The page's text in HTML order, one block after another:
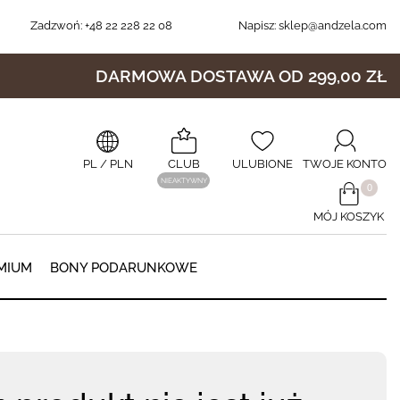
Zadzwoń: +48 22 228 22 08 Napisz: sklep@andzela.com
DARMOWA DOSTAWA OD 299,00 ZŁ
PL/ PLN CLUB
NIEAKTYWNY
ULUBIONE TWOJE KONTO
​0
MÓJ KOSZYK
BONY PODARUNKOWE